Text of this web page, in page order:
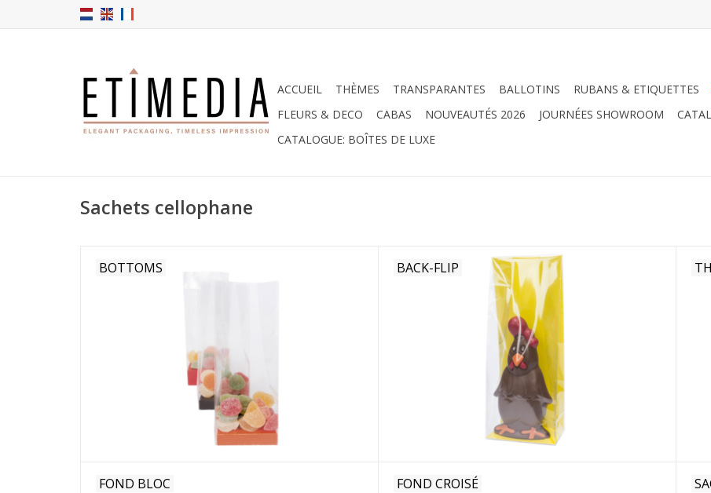
ACCUEIL THÈMES TRANSPARANTES BALLOTINS RUBANS & ETIQUETTES
FLEURS & DECO
CABAS NOUVEAUTÉS 2026 JOURNÉES SHOWROOM
CATALOGUE: BOÎTES DE LUXE
Sachets cellophane
BOTTOMS BACK-FLIP
FOND BLOC FOND CROISÉ